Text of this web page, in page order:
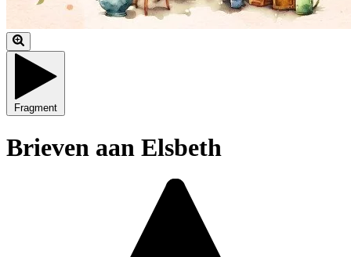
Fragment
Brieven aan Elsbeth